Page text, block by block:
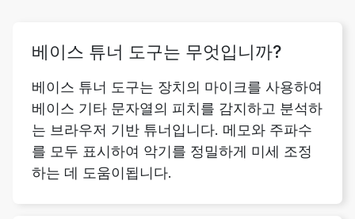
베이스 튜너 도구는 무엇입니까?
베이스 튜너 도구는 장치의 마이크를 사용하여
베이스 기타 문자열의 피치를 감지하고 분석하
는 브라우저 기반 튜너입니다. 메모와 주파수
를 모두 표시하여 악기를 정밀하게 미세 조정
하는 데 도움이됩니다.